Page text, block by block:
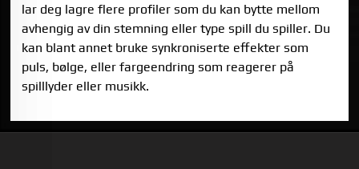
lar deg lagre flere profiler som du kan bytte mellom
avhengig av din stemning eller type spill du spiller. Du
kan blant annet bruke synkroniserte effekter som
puls, bølge, eller fargeendring som reagerer på
spilllyder eller musikk.